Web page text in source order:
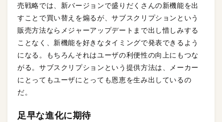
売戦略では、新バージョンで盛りだくさんの新機能を出
すことで買い替えを煽るが、サブスクリプションという
販売方法ならメジャーアップデートまで出し惜しみする
ことなく、新機能を好きなタイミングで発表できるよう
になる。もちろんそれはユーザの利便性の向上にもつな
がる。サブスクリプションという提供方法は、メーカー
にとってもユーザにとっても恩恵を生み出しているの
だ。
足早な進化に期待